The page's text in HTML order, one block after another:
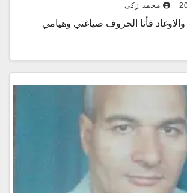
محمد زكى
فأنا الحروف صياغتي وهيامي